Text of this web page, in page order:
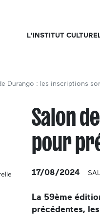
L'INSTITUT
Durango : les inscriptions
Salon
pour
17/08/2024
La 59ème
précédentes,